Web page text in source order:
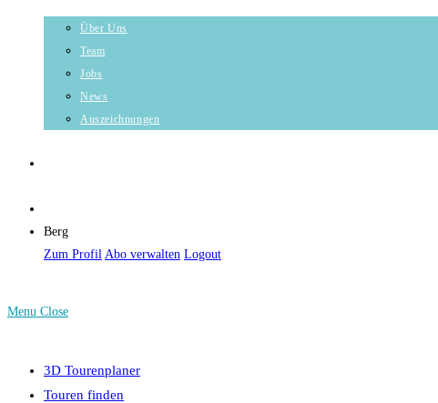
Über Uns
Team
Jobs
News
Auszeichnungen
Berg
Zum Profil Abo verwalten Logout
Menu Close
3D Tourenplaner
Touren finden